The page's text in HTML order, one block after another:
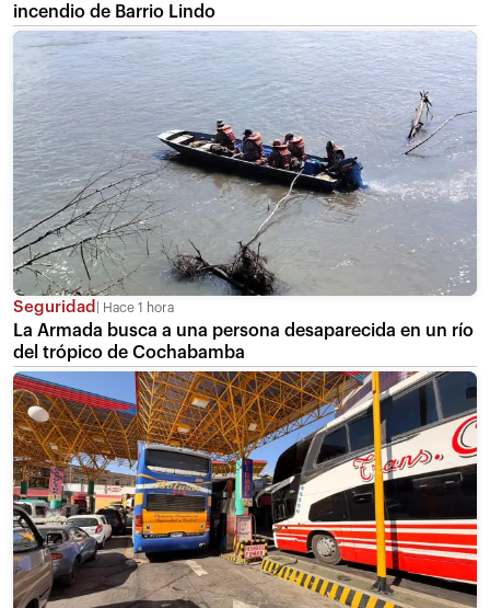
incendio de Barrio Lindo
Seguridad Hace 1 hora
La Armada busca a una persona desaparecida en un río
del trópico de Cochabamba